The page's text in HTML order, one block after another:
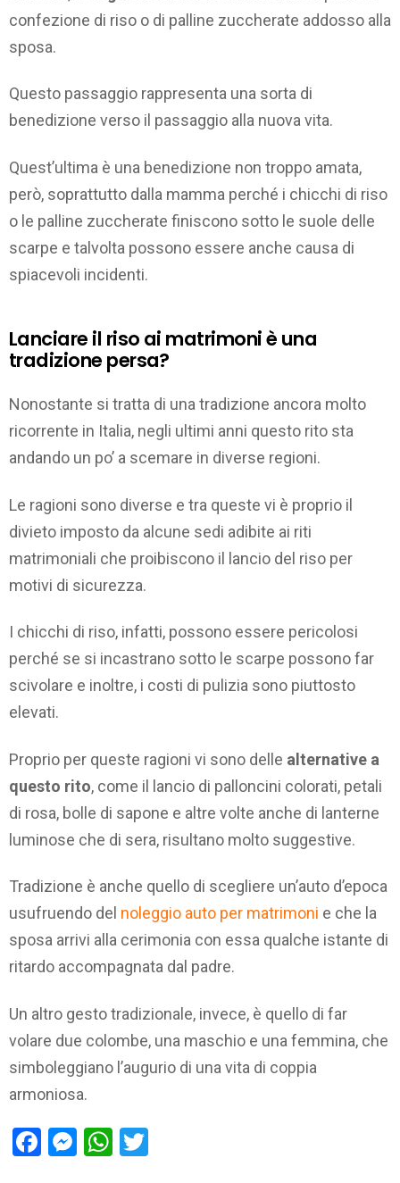
confezione di riso o di palline zuccherate addosso alla
sposa.
Questo passaggio rappresenta una sorta di
benedizione verso il passaggio alla nuova vita.
Quest’ultima è una benedizione non troppo amata,
però, soprattutto dalla mamma perché i chicchi di riso
o le palline zuccherate finiscono sotto le suole delle
scarpe e talvolta possono essere anche causa di
spiacevoli incidenti.
Lanciare il riso ai matrimoni è una
tradizione persa?
Nonostante si tratta di una tradizione ancora molto
ricorrente in Italia, negli ultimi anni questo rito sta
andando un po’ a scemare in diverse regioni.
Le ragioni sono diverse e tra queste vi è proprio il
divieto imposto da alcune sedi adibite ai riti
matrimoniali che proibiscono il lancio del riso per
motivi di sicurezza.
I chicchi di riso, infatti, possono essere pericolosi
perché se si incastrano sotto le scarpe possono far
scivolare e inoltre, i costi di pulizia sono piuttosto
elevati.
Proprio per queste ragioni vi sono delle alternative a
questo rito, come il lancio di palloncini colorati, petali
di rosa, bolle di sapone e altre volte anche di lanterne
luminose che di sera, risultano molto suggestive.
Tradizione è anche quello di scegliere un’auto d’epoca
usufruendo del noleggio auto per matrimoni e che la
sposa arrivi alla cerimonia con essa qualche istante di
ritardo accompagnata dal padre.
Un altro gesto tradizionale, invece, è quello di far
volare due colombe, una maschio e una femmina, che
simboleggiano l’augurio di una vita di coppia
armoniosa.
Facebook
Messenger
WhatsApp